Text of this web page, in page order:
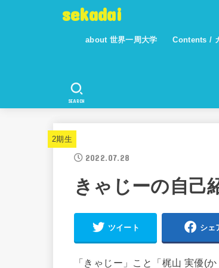
sekadai
about 世界一周大学 Contents /
SEARCH
2期生
2022.07.28
きゃじーの自己
ツイート シェ
「きゃじー」こと「梶山 実優(